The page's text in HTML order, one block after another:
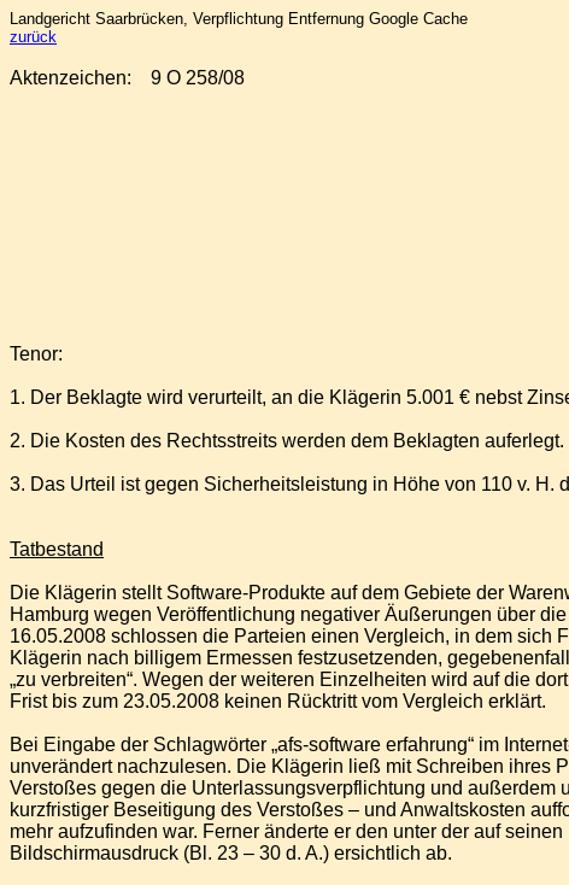
Landgericht Saarbrücken, Verpflichtung Entfernung Google Cache
zurück
Aktenzeichen: 9 O 258/08
Tenor:
1. Der Beklagte wird verurteilt, an die Klägerin 5.001 € nebst
2. Die Kosten des Rechtsstreits werden dem Beklagten auferlegt.
3. Das Urteil ist gegen Sicherheitsleistung in Höhe von 110 v.
Tatbestand
Die Klägerin stellt Software-Produkte auf dem Gebiete der
Hamburg wegen Veröffentlichung negativer Äußerungen über
16.05.2008 schlossen die Parteien einen Vergleich, in dem
Klägerin nach billigem Ermessen festzusetzenden,
„zu verbreiten“. Wegen der weiteren Einzelheiten wird auf die
Frist bis zum 23.05.2008 keinen Rücktritt vom Vergleich erklärt.
Bei Eingabe der Schlagwörter „afs-software erfahrung“ im
unverändert nachzulesen. Die Klägerin ließ mit Schreiben ihres
Verstoßes gegen die Unterlassungsverpflichtung und außerdem
kurzfristiger Beseitigung des Verstoßes – und Anwaltskosten
mehr aufzufinden war. Ferner änderte er den unter der auf
Bildschirmausdruck (Bl. 23 – 30 d. A.) ersichtlich ab.